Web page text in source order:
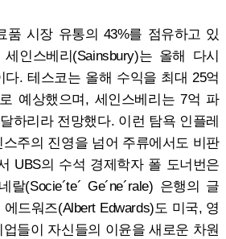
품 시장 유통의 43%를 점유하고 있
인스베리(Sainsbury)는 올해 다시
. 테스코는 올해 수익을 최대 25억
예상했으며, 세인스베리는 7억 파
하리라 전망했다. 이런 탐욕 인플레
주의 진영을 넘어 주류에서도 비판
UBS의 수석 경제학자 폴 도너번은
랄(Socie´te´ Ge´ne´rale) 은행의 글
드워즈(Albert Edwards)도 미국, 영
들이 자신들의 이윤을 새로운 차원